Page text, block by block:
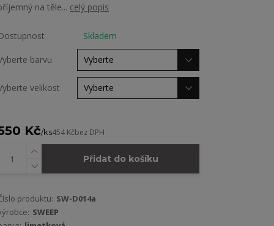
na těle... celý popis
Skladem
barvu
velikost
Kč/ks454 Kčbez DPH
Přidat do košíku
produktu: SW-D014a
SWEEP